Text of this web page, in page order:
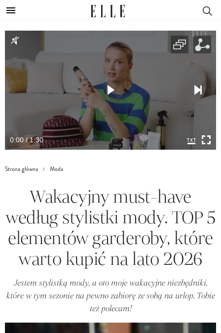
0:00 / 1:30
Strona główna Moda
Wakacyjny must-have
według stylistki mody. TOP 5
elementów garderoby, które
warto kupić na lato 2026
Jestem stylistką mody, a oto moje wakacyjne niezbędniki,
które w tym sezonie na pewno zabiorę ze sobą na urlop. Tobie
też polecam!